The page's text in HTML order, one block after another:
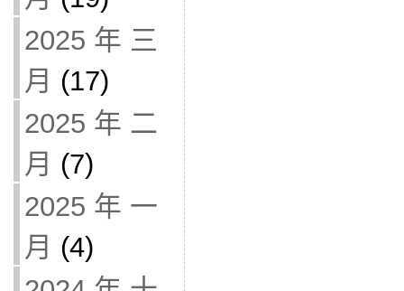
2025 年 三
月 (17)
2025 年 二
月 (7)
2025 年 一
月 (4)